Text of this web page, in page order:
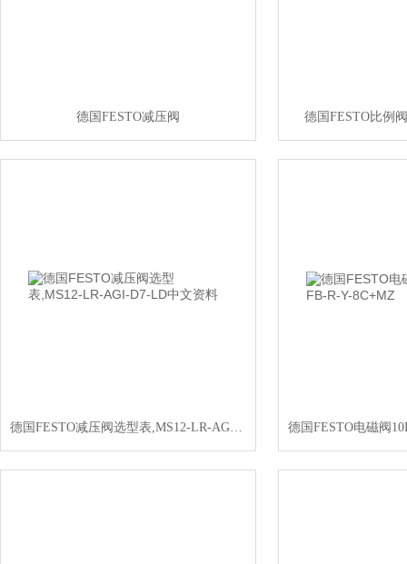
德国FESTO减压阀 德国FESTO比例
德国FESTO减压阀选型表,MS12-LR-AGI-D7-LD中文资料